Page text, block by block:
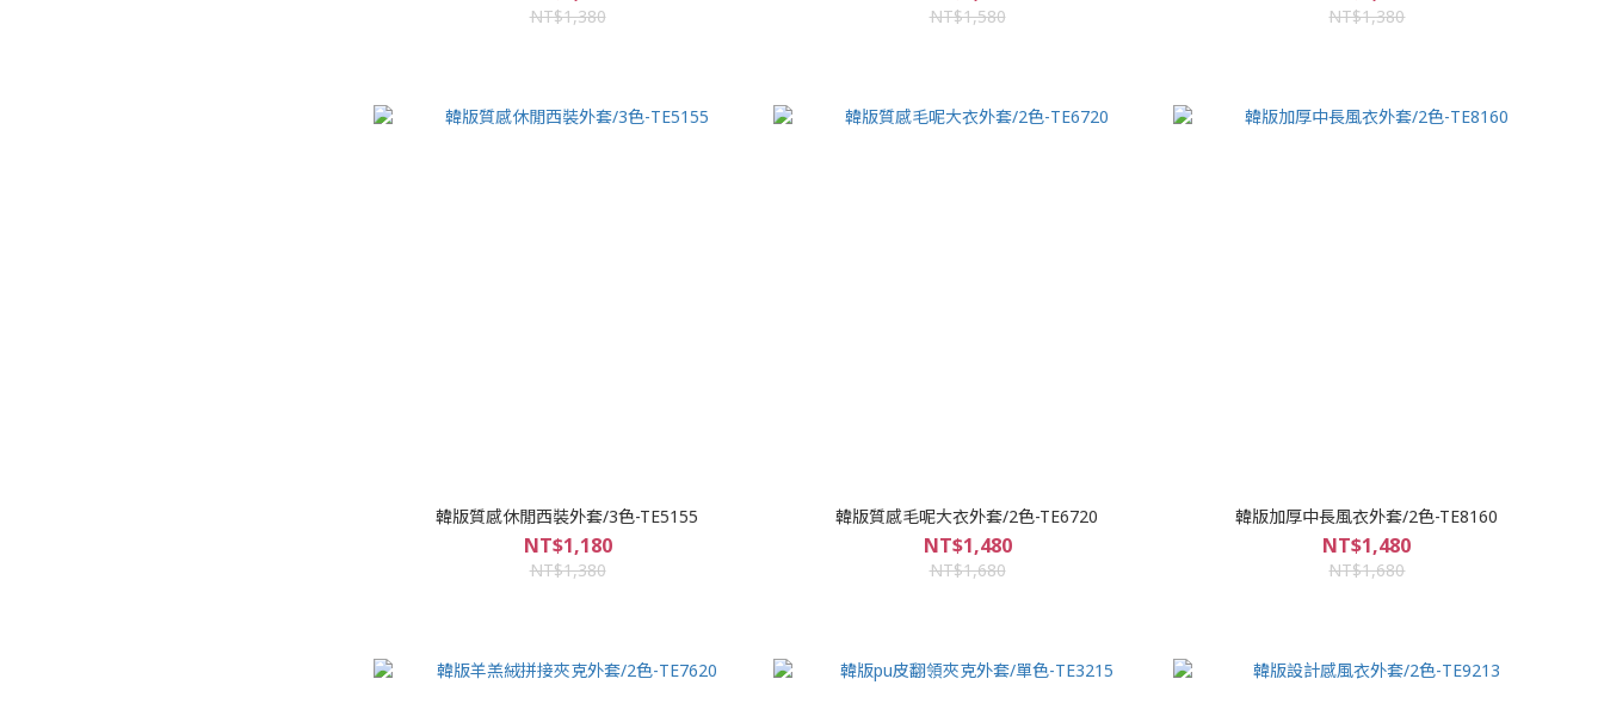
NT$1,380 NT$1,580 NT$1,380
韓版質感休閒西裝外套/3色-TE5155
NT$1,180
NT$1,380
韓版質感毛呢大衣外套/2色-TE6720
NT$1,480
NT$1,680
韓版加厚中長風衣外套/2色-TE8160
NT$1,480
NT$1,680